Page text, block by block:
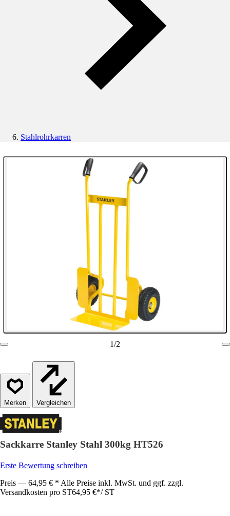
Stahlrohrkarren
1/2
Vergleichen
Sackkarre Stanley Stahl 300kg HT526
Erste Bewertung schreiben
Preis — 64,95 € * Alle Preise inkl. MwSt. und ggf. zzgl.
Versandkosten pro ST64,95 €*/ ST